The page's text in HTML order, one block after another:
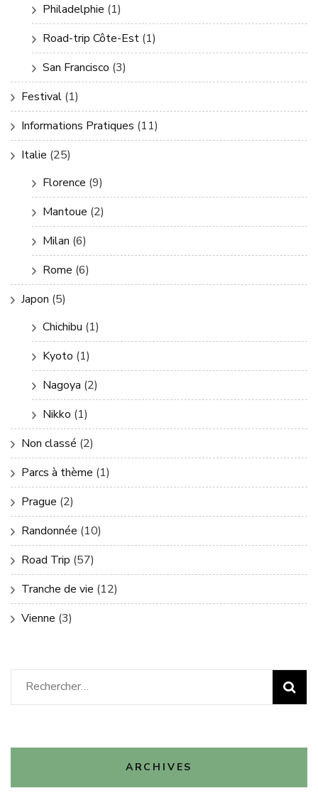
Philadelphie (1)
Road-trip Côte-Est (1)
San Francisco (3)
Festival (1)
Informations Pratiques (11)
Italie (25)
Florence (9)
Mantoue (2)
Milan (6)
Rome (6)
Japon (5)
Chichibu (1)
Kyoto (1)
Nagoya (2)
Nikko (1)
Non classé (2)
Parcs à thème (1)
Prague (2)
Randonnée (10)
Road Trip (57)
Tranche de vie (12)
Vienne (3)
Rechercher :
ARCHIVES